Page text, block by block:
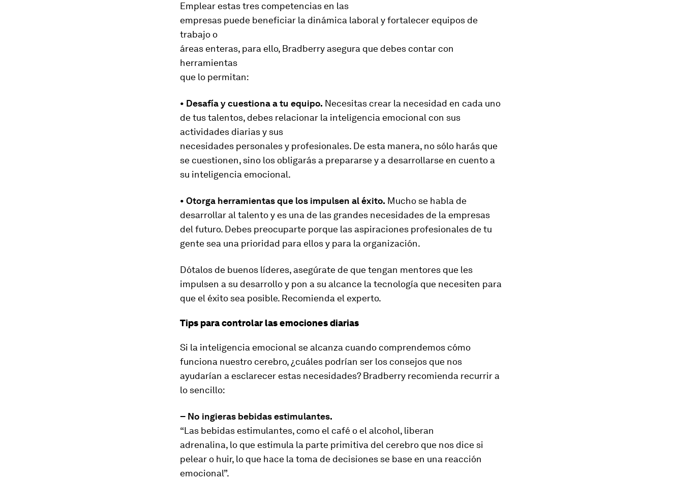
Emplear estas tres competencias en las
empresas puede beneficiar la dinámica laboral y fortalecer equipos de
trabajo o
áreas enteras, para ello, Bradberry asegura que debes contar con
herramientas
que lo permitan:
• Desafía y cuestiona a tu equipo. Necesitas crear la necesidad en cada uno
de tus talentos, debes relacionar la inteligencia emocional con sus
actividades diarias y sus
necesidades personales y profesionales. De esta manera, no sólo harás que
se cuestionen, sino los obligarás a prepararse y a desarrollarse en cuento a
su inteligencia emocional.
• Otorga herramientas que los impulsen al éxito. Mucho se habla de
desarrollar al talento y es una de las grandes necesidades de la empresas
del futuro. Debes preocuparte porque las aspiraciones profesionales de tu
gente sea una prioridad para ellos y para la organización.
Dótalos de buenos líderes, asegúrate de que tengan mentores que les
impulsen a su desarrollo y pon a su alcance la tecnología que necesiten para
que el éxito sea posible. Recomienda el experto.
Tips para controlar las emociones diarias
Si la inteligencia emocional se alcanza cuando comprendemos cómo
funciona nuestro cerebro, ¿cuáles podrían ser los consejos que nos
ayudarían a esclarecer estas necesidades? Bradberry recomienda recurrir a
lo sencillo:
– No ingieras bebidas estimulantes.
“Las bebidas estimulantes, como el café o el alcohol, liberan
adrenalina, lo que estimula la parte primitiva del cerebro que nos dice si
pelear o huir, lo que hace la toma de decisiones se base en una reacción
emocional”.